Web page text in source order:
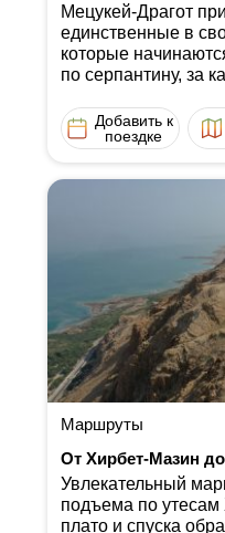
Мецукей-Драгот
единственные в
которые
по серпантину, за
Добавить к
поездке
Маршруты
От Хирбет-Мазин
Увлекательный
подъема по
плато и спуска